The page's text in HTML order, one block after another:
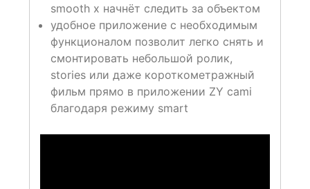
smooth x начнёт следить за объектом
удобное приложение с необходимым
функционалом позволит легко снять и
смонтировать небольшой ролик,
stories или даже короткометражный
фильм прямо в приложении ZY cami
благодаря режиму smart